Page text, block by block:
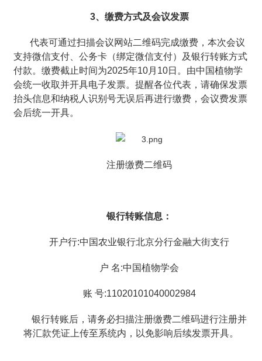
3、缴费方式及会议发票
代表可通过扫描会议网站二维码完成缴费，本次会议
支持微信支付、公务卡（绑定微信支付）及银行转账方式
付款。缴费截止时间为2025年10月10日。由中国植物学
会统一收取并开具电子发票。提醒各位代表，请确保发票
抬头信息和纳税人识别号无误后再进行缴费，会议费发票
会后统一开具。
注册缴费二维码
银行转账信息：
开户行:中国农业银行北京分行金融大街支行
户 名:中国植物学会
账 号:11020101040002984
银行转账后，请务必扫描注册缴费二维码进行注册并
将汇款凭证上传至系统内，以免影响后续发票开具。